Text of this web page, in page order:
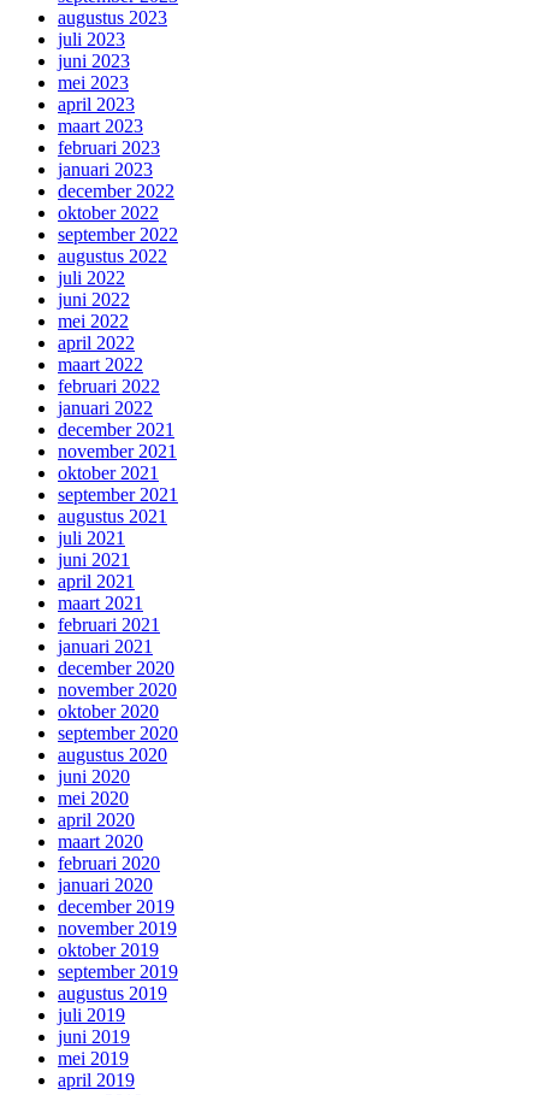
augustus 2023
juli 2023
juni 2023
mei 2023
april 2023
maart 2023
februari 2023
januari 2023
december 2022
oktober 2022
september 2022
augustus 2022
juli 2022
juni 2022
mei 2022
april 2022
maart 2022
februari 2022
januari 2022
december 2021
november 2021
oktober 2021
september 2021
augustus 2021
juli 2021
juni 2021
april 2021
maart 2021
februari 2021
januari 2021
december 2020
november 2020
oktober 2020
september 2020
augustus 2020
juni 2020
mei 2020
april 2020
maart 2020
februari 2020
januari 2020
december 2019
november 2019
oktober 2019
september 2019
augustus 2019
juli 2019
juni 2019
mei 2019
april 2019